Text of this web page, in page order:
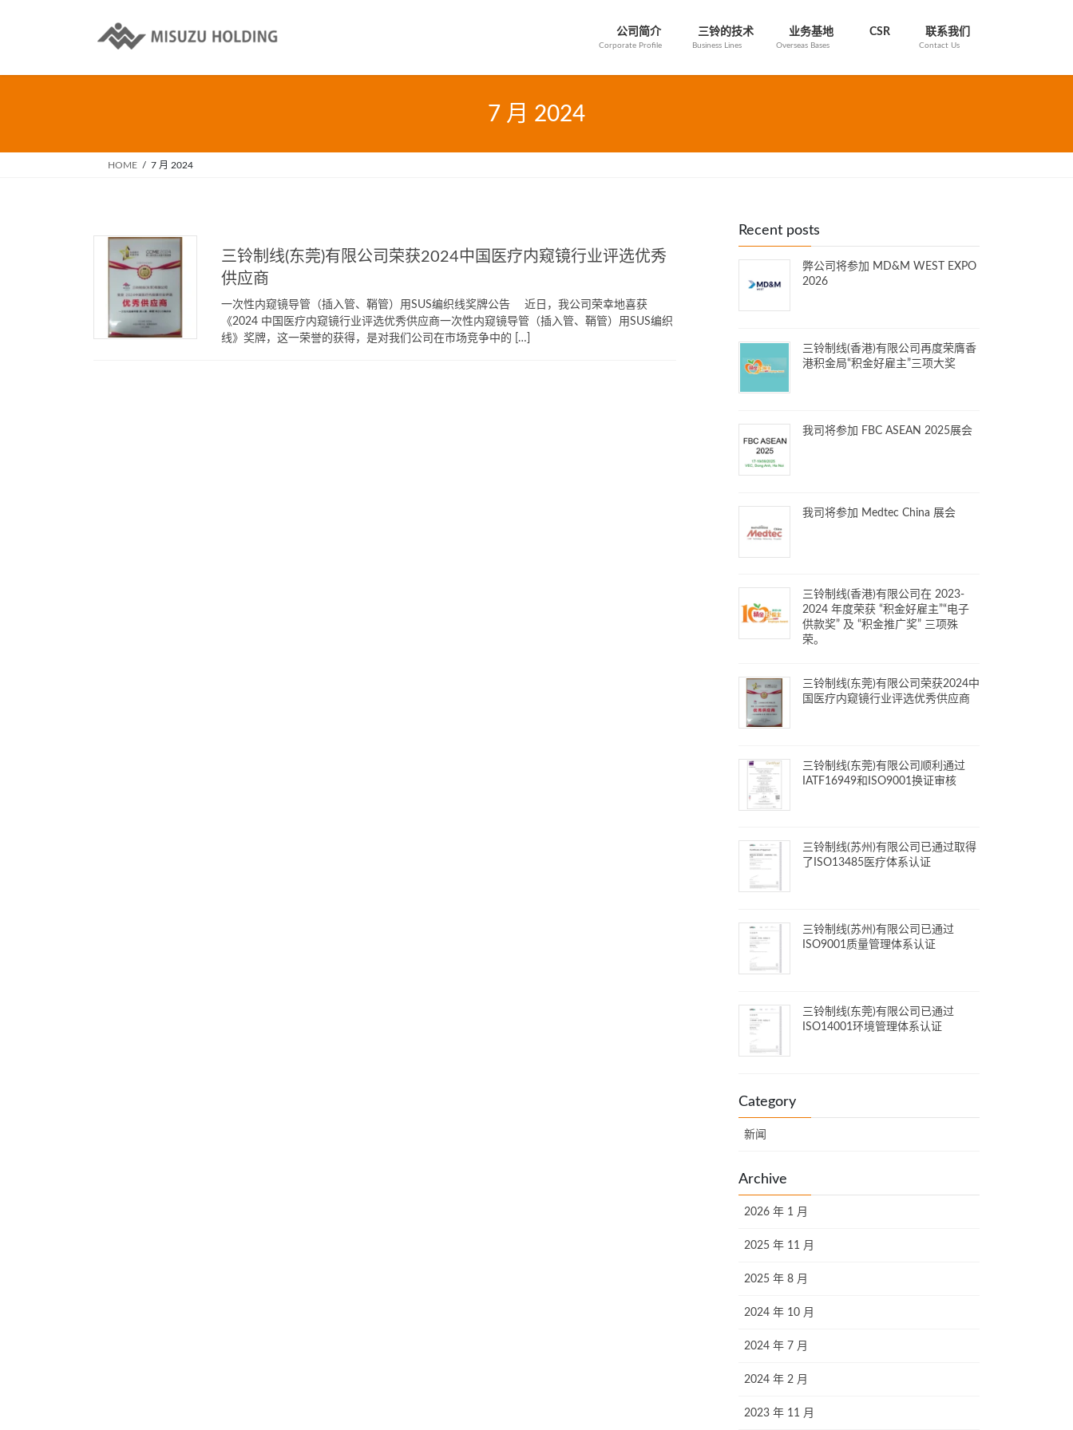
公司简介
Corporate Profile
三铃的技术
Business Lines
业务基地
Overseas Bases
CSR 联系我们
Contact Us
7 月 2024
HOME 7 月 2024
三铃制线(东莞)有限公司荣获2024中国医疗内窥镜行业评选优秀
供应商
一次性内窥镜导管（插入管、鞘管）用SUS编织线奖牌公告 近日，我公司荣幸地喜获
《2024 中国医疗内窥镜行业评选优秀供应商一次性内窥镜导管（插入管、鞘管）用SUS编织
线》奖牌，这一荣誉的获得，是对我们公司在市场竞争中的 […]
Recent posts
弊公司将参加 MD&M WEST EXPO
2026
三铃制线(香港)有限公司再度荣膺香
港积金局“积金好雇主”三项大奖
我司将参加 FBC ASEAN 2025展会
我司将参加 Medtec China 展会
三铃制线(香港)有限公司在 2023-
2024 年度荣获 “积金好雇主”“电子
供款奖” 及 “积金推广奖” 三项殊
荣。
三铃制线(东莞)有限公司荣获2024中
国医疗内窥镜行业评选优秀供应商
三铃制线(东莞)有限公司顺利通过
IATF16949和ISO9001换证审核
三铃制线(苏州)有限公司已通过取得
了ISO13485医疗体系认证
三铃制线(苏州)有限公司已通过
ISO9001质量管理体系认证
三铃制线(东莞)有限公司已通过
ISO14001环境管理体系认证
Category
新闻
Archive
2026 年 1 月
2025 年 11 月
2025 年 8 月
2024 年 10 月
2024 年 7 月
2024 年 2 月
2023 年 11 月